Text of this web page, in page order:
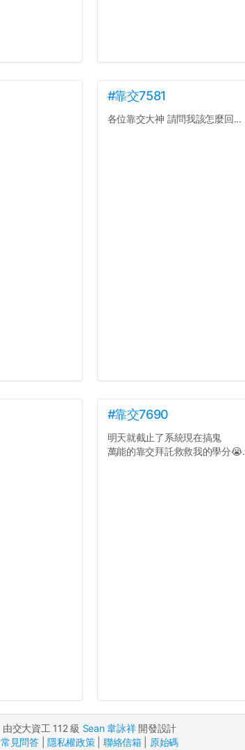
#靠交7581
各位靠交大神 請問我該怎麼回...
#靠交7690
明天就截止了系統現在搞鬼
萬能的靠交拜託救救我的學分
由交大資工 112 級 Sean 韋詠祥開發設計
常見問答|隱私權政策| 聯絡信箱| 原始碼